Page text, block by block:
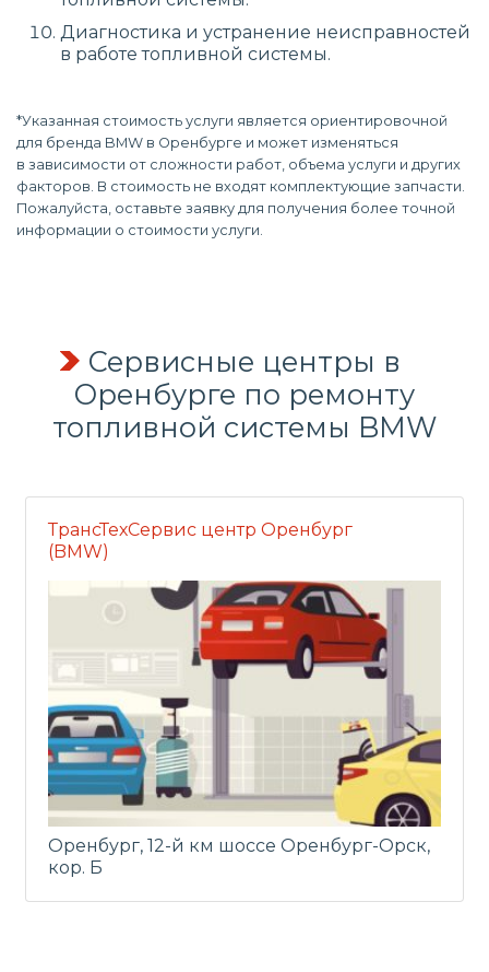
Диагностика и устранение неисправностей
в работе топливной системы.
*Указанная стоимость услуги является ориентировочной
для бренда BMW в Оренбурге и может изменяться
в зависимости от сложности работ, объема услуги и других
факторов. В стоимость не входят комплектующие запчасти.
Пожалуйста, оставьте заявку для получения более точной
информации о стоимости услуги.
Сервисные центры в
Оренбурге по ремонту
топливной системы BMW
ТрансТехСервис центр Оренбург
(BMW)
Оренбург, 12-й км шоссе Оренбург-Орск,
кор. Б